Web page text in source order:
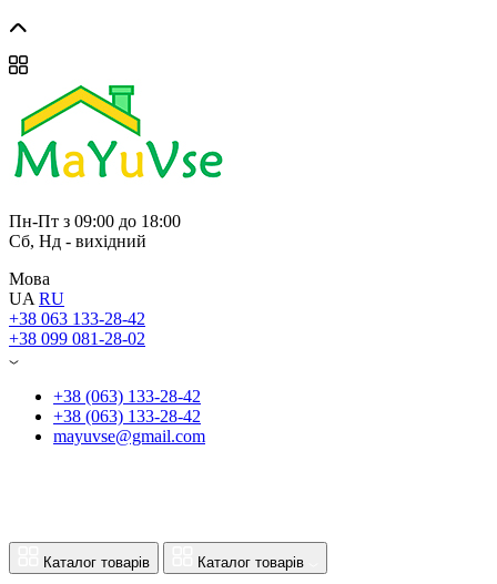
Пн-Пт з 09:00 до 18:00
Сб, Нд - вихідний
Мова
UA RU
+38 063 133-28-42
+38 099 081-28-02
+38 (063) 133-28-42
+38 (063) 133-28-42
mayuvse@gmail.com
Каталог товарів Каталог товарів